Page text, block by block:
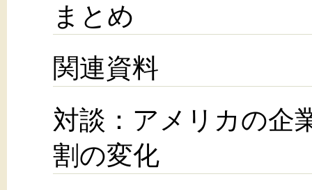
まとめ
関連資料
対談：アメリカの企
割の変化